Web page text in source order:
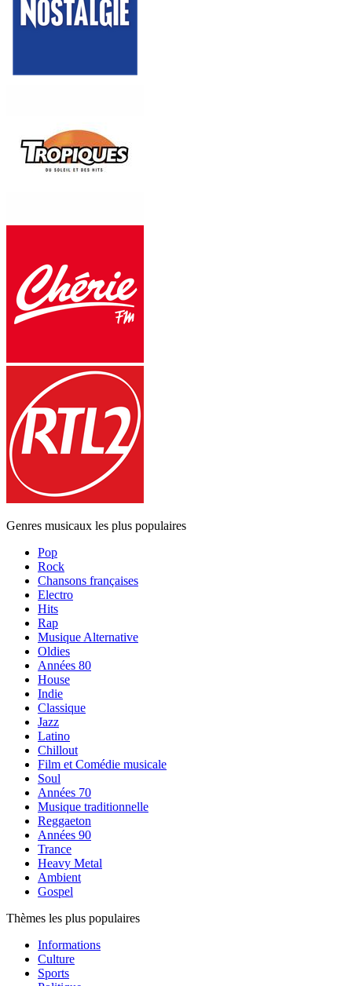
Genres musicaux les plus populaires
Pop
Rock
Chansons françaises
Electro
Hits
Rap
Musique Alternative
Oldies
Années 80
House
Indie
Classique
Jazz
Latino
Chillout
Film et Comédie musicale
Soul
Années 70
Musique traditionnelle
Reggaeton
Années 90
Trance
Heavy Metal
Ambient
Gospel
Thèmes les plus populaires
Informations
Culture
Sports